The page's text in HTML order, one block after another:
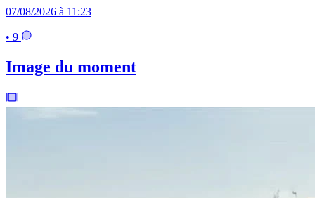
07/08/2026 à 11:23
• 9
Image du moment